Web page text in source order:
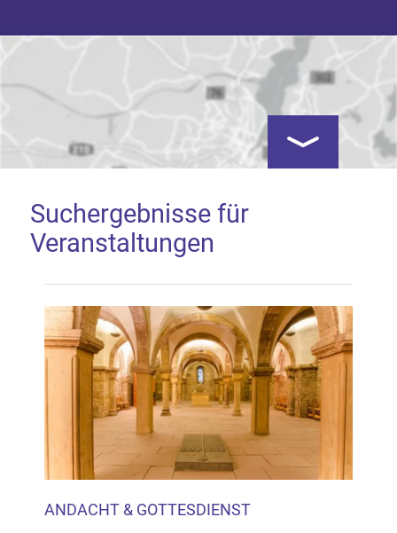
Google Map laden
Mit dem Laden der Karte akzeptieren Sie, dass die
Anwendung Google Maps beim Aktivieren von
Inhalten Cookies auf Ihrem Gerät setzt, z.B. zwecks
Reichweitenmessung und profilbasierter Werbung.
zur Datenschutzerklärung
Hier können Sie Ihre Cookie-
Einstellungen anpassen
Kartenansicht
Suchergebnisse für
Veranstaltungen
ANDACHT & GOTTESDIENST